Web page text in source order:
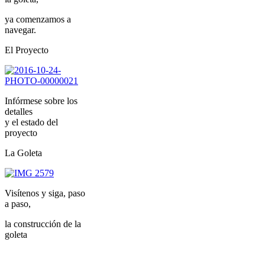
la Fundación Escuela Goleta...
Leer más...
Calendario 2021 FEGB
Leer más...
NEI 54 Quincuagésima Cuarta
Navegación Educativa
Inclusiva
La Fundación Escuela Goleta del Bicentenario
organizó con el Servicio Social del Pequeño
Claypole (BA), la navegación educativa inclusiva
NEI 54 para jóvenes...
ya comenzamos a
navegar.
El Proyecto
Infórmese sobre los
detalles
y el estado del
proyecto
La Goleta
Visítenos y siga, paso
a paso,
la construcción de la
goleta